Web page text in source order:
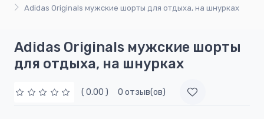
Adidas Originals мужские шорты для отдыха, на шнурках
Adidas Originals мужские шорты
для отдыха, на шнурках
( 0.00 ) 0 отзыв(ов)